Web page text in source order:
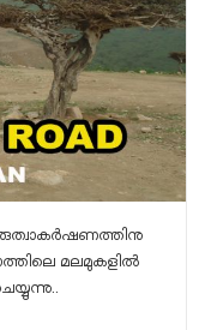
മലമുകളില്‍